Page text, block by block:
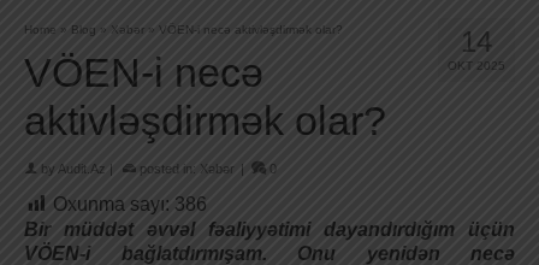
14
OKT 2025
Home » Blog » Xəbər » VÖEN-i necə aktivləşdirmək olar?
VÖEN-i necə
aktivləşdirmək olar?
by Audit.Az | posted in: Xəbər | 0
Oxunma sayı: 386
Bir müddət əvvəl fəaliyyətimi dayandırdığım üçün
VÖEN-i bağlatdırmışam. Onu yenidən necə